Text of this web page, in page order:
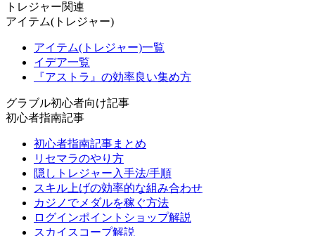
トレジャー関連
アイテム(トレジャー)
アイテム(トレジャー)一覧
イデア一覧
『アストラ』の効率良い集め方
グラブル初心者向け記事
初心者指南記事
初心者指南記事まとめ
リセマラのやり方
隠しトレジャー入手法/手順
スキル上げの効率的な組み合わせ
カジノでメダルを稼ぐ方法
ログインポイントショップ解説
スカイスコープ解説